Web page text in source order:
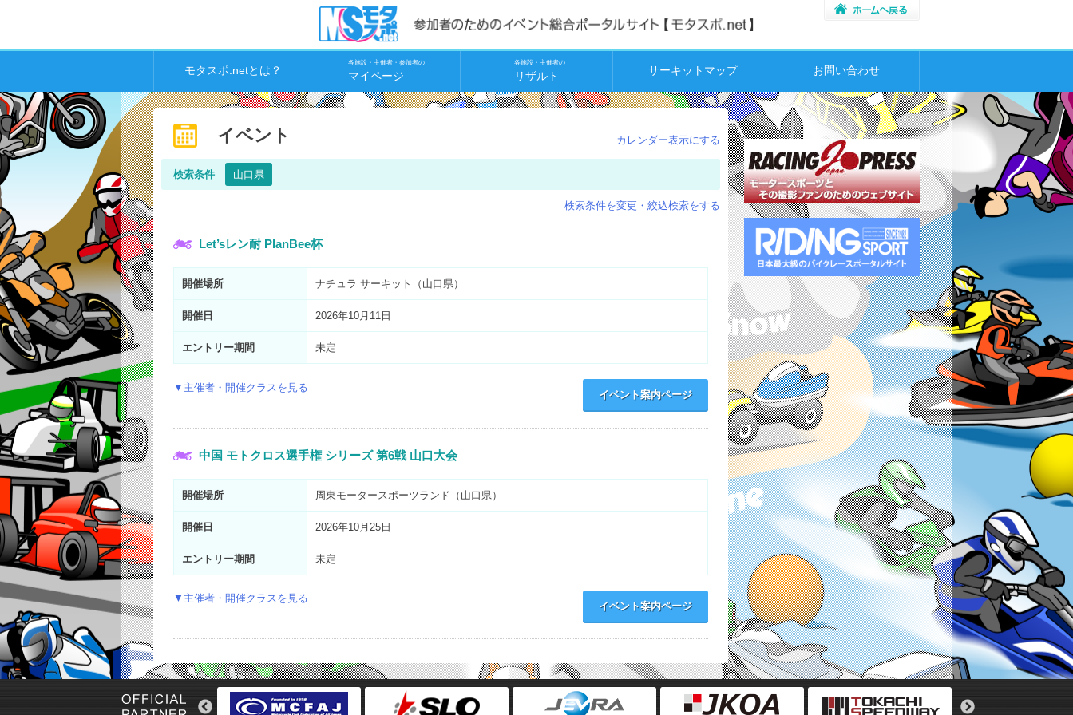
モタスポ.netとは？
各施設・主催者・参加者の
マイページ
各施設・主催者の
リザルト サーキットマップ お問い合わせ
イベント カレンダー表示にする
検索条件 山口県
検索条件を変更・絞込検索をする
Let’sレン耐 PlanBee杯
開催場所 ナチュラ サーキット（山口県）
開催日 2026年10月11日
エントリー期間 未定
▼主催者・開催クラスを見る
イベント案内ページ
中国 モトクロス選手権 シリーズ 第6戦 山口大会
開催場所 周東モータースポーツランド（山口県）
開催日 2026年10月25日
エントリー期間 未定
▼主催者・開催クラスを見る
イベント案内ページ